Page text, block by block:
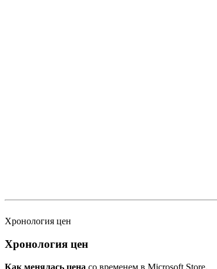
Хронология цен
Хронология цен
Как менялась цена со временем в Microsoft Store.